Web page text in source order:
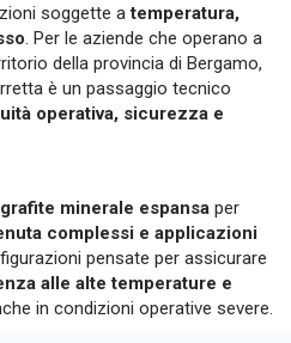
soggette atemperatura,
. Per le aziende che operano a
della provincia di Bergamo,
è un passaggio tecnico
operativa, sicurezza e
grafite minerale espansa per
complessi e applicazioni
pensate per assicurare
alle alte temperature e
in condizioni operative severe.